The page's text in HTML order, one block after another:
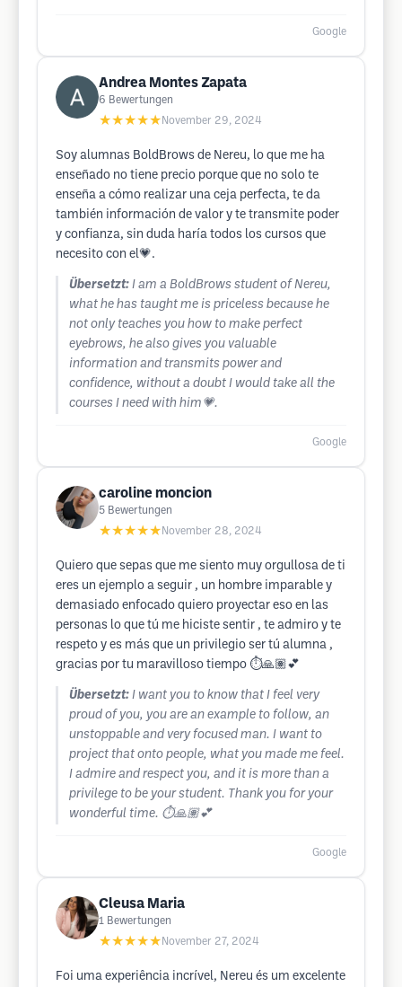
Google
Andrea Montes Zapata
6 Bewertungen
★★★★★ November 29, 2024
Soy alumnas BoldBrows de Nereu, lo que me ha
enseñado no tiene precio porque que no solo te
enseña a cómo realizar una ceja perfecta, te da
también información de valor y te transmite poder
y confianza, sin duda haría todos los cursos que
necesito con el💗.
Übersetzt: I am a BoldBrows student of Nereu,
what he has taught me is priceless because he
not only teaches you how to make perfect
eyebrows, he also gives you valuable
information and transmits power and
confidence, without a doubt I would take all the
courses I need with him💗.
Google
caroline moncion
5 Bewertungen
★★★★★ November 28, 2024
Quiero que sepas que me siento muy orgullosa de ti
eres un ejemplo a seguir , un hombre imparable y
demasiado enfocado quiero proyectar eso en las
personas lo que tú me hiciste sentir , te admiro y te
respeto y es más que un privilegio ser tú alumna ,
gracias por tu maravilloso tiempo ⏱️🙏🏽💕
Übersetzt: I want you to know that I feel very
proud of you, you are an example to follow, an
unstoppable and very focused man. I want to
project that onto people, what you made me feel.
I admire and respect you, and it is more than a
privilege to be your student. Thank you for your
wonderful time. ⏱️🙏🏽💕
Google
Cleusa Maria
1 Bewertungen
★★★★★ November 27, 2024
Foi uma experiência incrível, Nereu és um excelente